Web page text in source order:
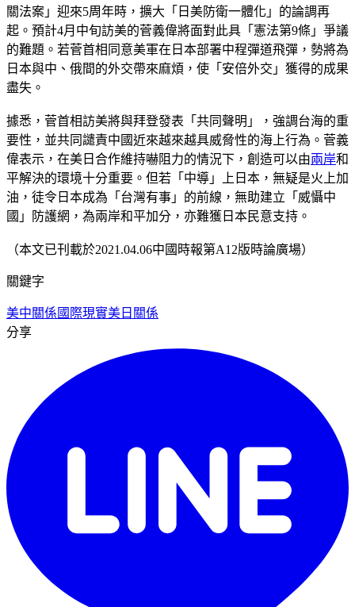
關法案」迎來5周年時，擴大「日美防衛一體化」的論調再
起。預計4月中旬訪美的菅義偉將面對此具「憲法第9條」爭議
的難題。若菅首相同意美軍在日本部署中程彈道飛彈，勢將為
日本與中、俄間的外交帶來麻煩，使「安倍外交」獲得的成果
盡失。
據悉，菅首相訪美將與拜登發表「共同聲明」，強調台海的重
要性，並共同譴責中國近來越來越具威脅性的海上行為。菅義
偉表示，在美日合作維持嚇阻力的情況下，創造可以由兩岸和
平解決的環境十分重要。但若「中導」上日本，無疑是火上加
油，徒令日本成為「台灣有事」的前線，無助建立「威懾中
國」防護網，為兩岸和平加分，亦難獲日本民意支持。
（本文已刊載於2021.04.06中國時報第A12版時論廣場）
關鍵字
美中關係 國際現實美日關係
分享